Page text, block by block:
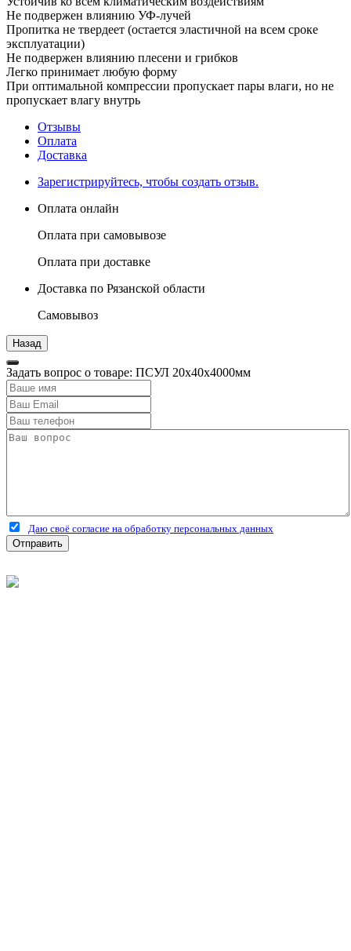
Не подвержен влиянию УФ-лучей
Пропитка не твердеет (остается эластичной на всем сроке
эксплуатации)
Не подвержен влиянию плесени и грибков
Легко принимает любую форму
При оптимальной компрессии пропускает пары влаги, но не
пропускает влагу внутрь
Отзывы
Оплата
Доставка
Зарегистрируйтесь, чтобы создать отзыв.
Оплата онлайн
Оплата при самовывозе
Оплата при доставке
Доставка по Рязанской области
Самовывоз
Задать вопрос о товаре: ПСУЛ 20х40х4000мм
Даю своё согласие на обработку персональных данных
Отправить